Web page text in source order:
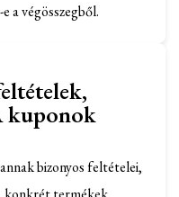
a végösszegből.
kuponok
bizonyos feltételei,